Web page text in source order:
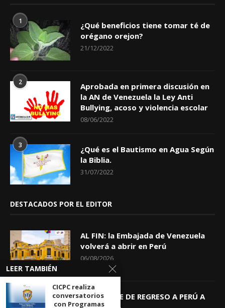
1
¿Qué beneficios tiene tomar té de
orégano orejon?
21/12/2022
2
Aprobada en primera discusión en
la AN de Venezuela la Ley Anti
Bullying, acoso y violencia escolar
08/06/2022
3
¿Qué es el Bautismo en Agua Según
la Biblia.
31/07/2022
DESTACADOS POR EL EDITOR
AL FIN: la Embajada de Venezuela
volverá a abrir en Perú
06/08/2026
KEIKO TRAE DE REGRESO A PERÚ A
LEER TAMBIÉN
CICPC realiza
conversatorios
con Programas